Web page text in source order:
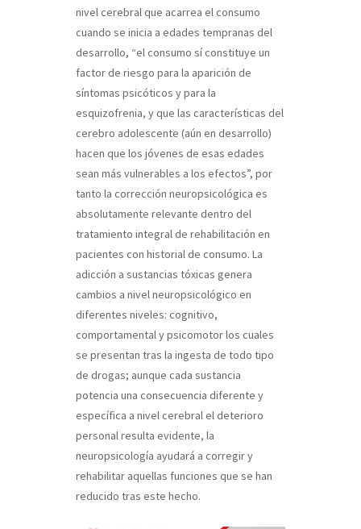
nivel cerebral que acarrea el consumo
cuando se inicia a edades tempranas del
desarrollo, “el consumo sí constituye un
factor de riesgo para la aparición de
síntomas psicóticos y para la
esquizofrenia, y que las características del
cerebro adolescente (aún en desarrollo)
hacen que los jóvenes de esas edades
sean más vulnerables a los efectos”, por
tanto la corrección neuropsicológica es
absolutamente relevante dentro del
tratamiento integral de rehabilitación en
pacientes con historial de consumo. La
adicción a sustancias tóxicas genera
cambios a nivel neuropsicológico en
diferentes niveles: cognitivo,
comportamental y psicomotor los cuales
se presentan tras la ingesta de todo tipo
de drogas; aunque cada sustancia
potencia una consecuencia diferente y
específica a nivel cerebral el deterioro
personal resulta evidente, la
neuropsicología ayudará a corregir y
rehabilitar aquellas funciones que se han
reducido tras este hecho.